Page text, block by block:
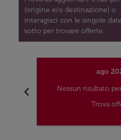
(origine e/o destinazione) o
interagisci con le singole
sotto per trovare offerte.
chevron_left
ago
Nessun risultato
Trova